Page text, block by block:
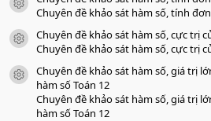
icon tài liệu
Chuyên đề khảo sát hàm số, tính
icon tài liệu
Chuyên đề khảo sát hàm số, cực trị
Chuyên đề khảo sát hàm số, cực trị
icon tài liệu
Chuyên đề khảo sát hàm số, giá trị
hàm số Toán 12
Chuyên đề khảo sát hàm số, giá trị
hàm số Toán 12